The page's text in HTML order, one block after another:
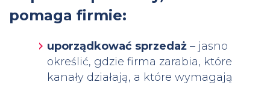
pomaga firmie:
uporządkować sprzedaż – jasno
określić, gdzie firma zarabia, które
kanały działają, a które wymagają